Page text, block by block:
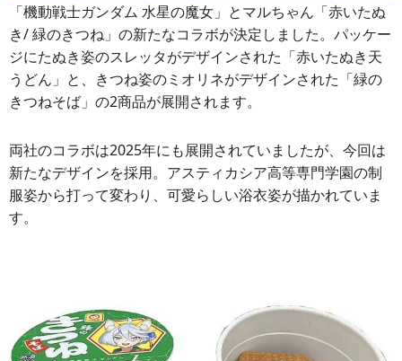
「機動戦士ガンダム 水星の魔女」とマルちゃん「赤いたぬ
き/ 緑のきつね」の新たなコラボが決定しました。パッケー
ジにたぬき姿のスレッタがデザインされた「赤いたぬき天
うどん」と、きつね姿のミオリネがデザインされた「緑の
きつねそば」の2商品が展開されます。
両社のコラボは2025年にも展開されていましたが、今回は
新たなデザインを採用。アスティカシア高等専門学園の制
服姿から打って変わり、可愛らしい浴衣姿が描かれていま
す。